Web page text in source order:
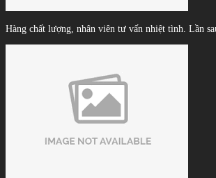
Hàng chất lượng, nhân viên tư vấn nhiệt tình. Lần